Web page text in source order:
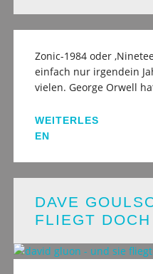
Zonic-1984 oder
einfach nur irgendein
vielen. George Orwell
WEITERLES
EN
DAVE
FLIEGT DOCH